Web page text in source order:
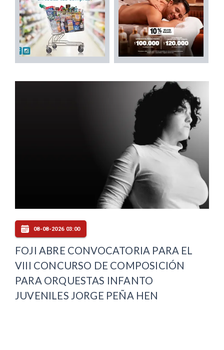
08-08-2026 03:00
FOJI ABRE CONVOCATORIA PARA EL
VIII CONCURSO DE COMPOSICIÓN
PARA ORQUESTAS INFANTO
JUVENILES JORGE PEÑA HEN